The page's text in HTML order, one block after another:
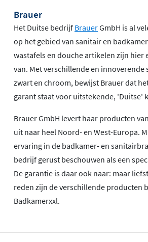
Brauer
Het Duitse bedrijf BrauerGmbH is al
op het gebied van sanitair en
wastafels en douche artikelen zijn hier
van. Met verschillende en innoverende
zwart en chroom, bewijst Brauer dat
garant staat voor uitstekende, 'Duitse'
Brauer GmbH levert haar producten
uit naar heel Noord- en West-Europa.
ervaring in de badkamer- en
bedrijf gerust beschouwen als een
De garantie is daar ook naar: maar
reden zijn de verschillende producten
Badkamerxxl.